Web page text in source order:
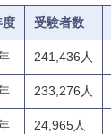
度 受験者数
241,436人
233,276人
24,965人